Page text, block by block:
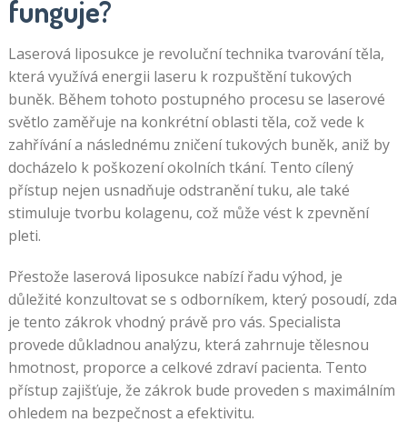
funguje?
Laserová liposukce je revoluční technika tvarování těla,
která využívá energii laseru k rozpuštění tukových
buněk. Během tohoto postupného procesu se laserové
světlo zaměřuje na konkrétní oblasti těla, což vede k
zahřívání a následnému zničení tukových buněk, aniž by
docházelo k poškození okolních tkání. Tento cílený
přístup nejen usnadňuje odstranění tuku, ale také
stimuluje tvorbu kolagenu, což může vést k zpevnění
pleti.
Přestože laserová liposukce nabízí řadu výhod, je
důležité konzultovat se s odborníkem, který posoudí, zda
je tento zákrok vhodný právě pro vás. Specialista
provede důkladnou analýzu, která zahrnuje tělesnou
hmotnost, proporce a celkové zdraví pacienta. Tento
přístup zajišťuje, že zákrok bude proveden s maximálním
ohledem na bezpečnost a efektivitu.